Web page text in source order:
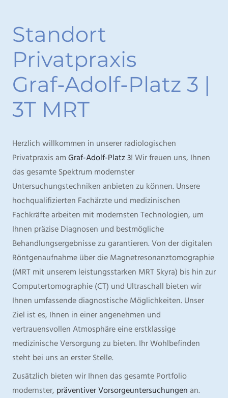
Standort
Privatpraxis
Graf-Adolf-Platz 3 |
3T MRT
Herzlich willkommen in unserer radiologischen
Privatpraxis amGraf-Adolf-Platz 3! Wir freuen uns, Ihnen
das gesamte Spektrum modernster
Untersuchungstechniken anbieten zu können. Unsere
hochqualifizierten Fachärzte und medizinischen
Fachkräfte arbeiten mit modernsten Technologien, um
Ihnen präzise Diagnosen und bestmögliche
Behandlungsergebnisse zu garantieren. Von der digitalen
Röntgenaufnahme über die Magnetresonanztomographie
(MRT mit unserem leistungsstarken MRT Skyra) bis hin zur
Computertomographie (CT) und Ultraschall bieten wir
Ihnen umfassende diagnostische Möglichkeiten. Unser
Ziel ist es, Ihnen in einer angenehmen und
vertrauensvollen Atmosphäre eine erstklassige
medizinische Versorgung zu bieten. Ihr Wohlbefinden
steht bei uns an erster Stelle.
Zusätzlich bieten wir Ihnen das gesamte Portfolio
modernster, präventiver Vorsorgeuntersuchungenan.